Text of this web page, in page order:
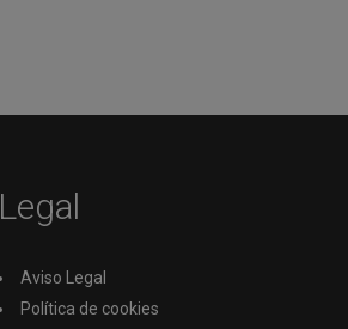
Legal
Aviso Legal
Política de cookies